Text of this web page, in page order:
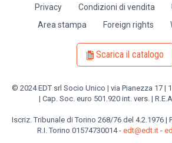
Privacy Condizioni di vendita
Area stampa
Foreign rights
Scarica il catalogo
© 2024 EDT srl Socio Unico | via Pianezza 17 |
| Cap. Soc. euro 501.920 int. vers. |
Iscriz. Tribunale di Torino 268/76 del 4.2.1976 |
R.I. Torino 01574730014 - edt@edt.it-